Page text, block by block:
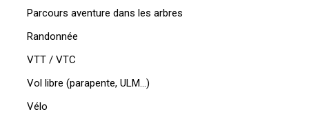
Parcours aventure dans les arbres
Randonnée
VTT / VTC
Vol libre (parapente, ULM…)
Vélo